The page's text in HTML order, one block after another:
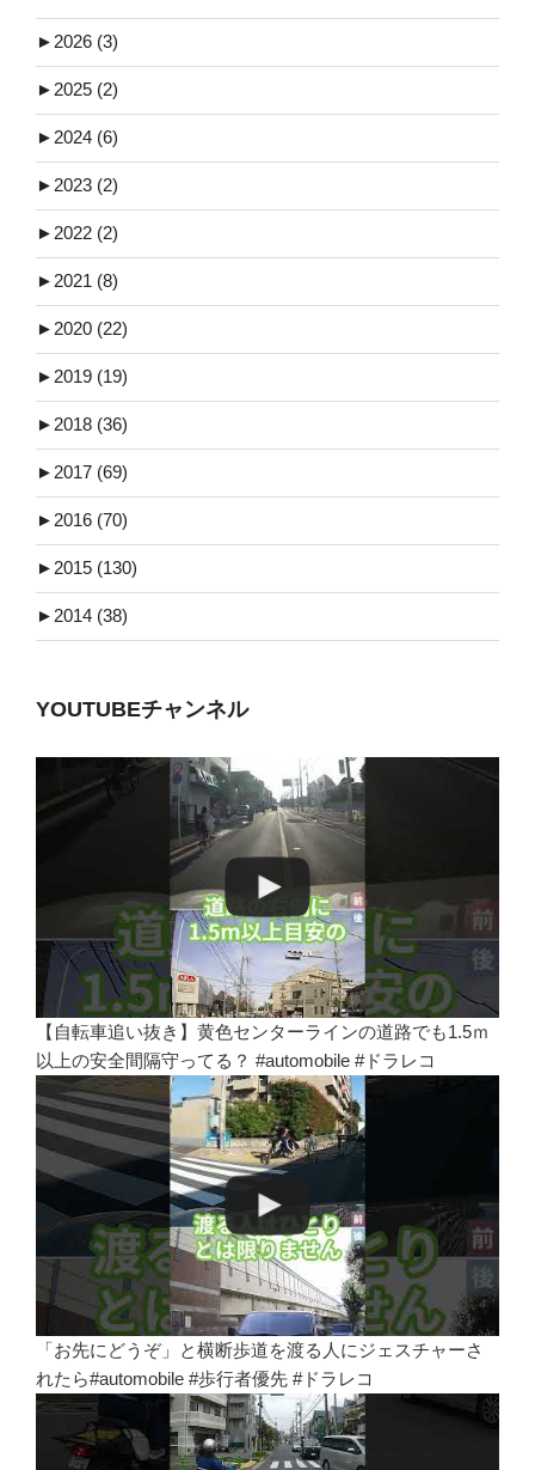
► 2026 (3)
► 2025 (2)
► 2024 (6)
► 2023 (2)
► 2022 (2)
► 2021 (8)
► 2020 (22)
► 2019 (19)
► 2018 (36)
► 2017 (69)
► 2016 (70)
► 2015 (130)
► 2014 (38)
YOUTUBEチャンネル
【自転車追い抜き】黄色センターラインの道路でも1.5ｍ
以上の安全間隔守ってる？ #automobile #ドラレコ
「お先にどうぞ」と横断歩道を渡る人にジェスチャーさ
れたら#automobile #歩行者優先 #ドラレコ